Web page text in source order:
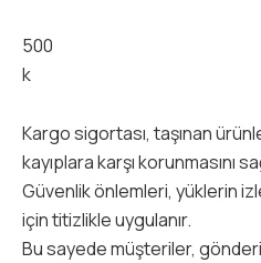
500
k
Kargo sigortası, taşınan
kayıplara karşı korunmasını
Güvenlik önlemleri, yüklerin
için titizlikle uygulanır.
Bu sayede müşteriler,